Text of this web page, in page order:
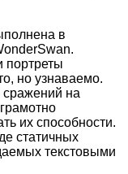
в
портреты
но узнаваемо.
на
их способности.
статичных
текстовыми